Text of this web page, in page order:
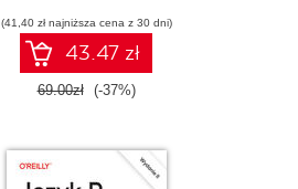
(41,40 zł najniższa cena z 30 dni)
43.47 zł
69.00zł (-37%)